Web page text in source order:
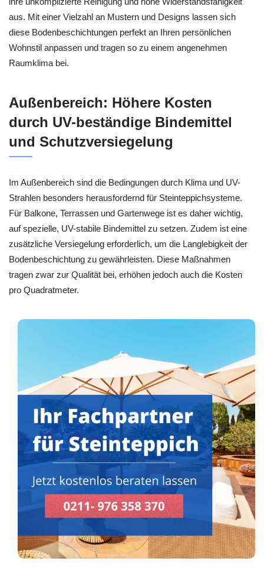
aus. Mit einer Vielzahl an Mustern und Designs lassen sich
diese Bodenbeschichtungen perfekt an Ihren persönlichen
Wohnstil anpassen und tragen so zu einem angenehmen
Raumklima bei.
Außenbereich: Höhere Kosten
durch UV-beständige Bindemittel
und Schutzversiegelung
Im Außenbereich sind die Bedingungen durch Klima und UV-
Strahlen besonders herausfordernd für Steinteppichsysteme.
Für Balkone, Terrassen und Gartenwege ist es daher wichtig,
auf spezielle, UV-stabile Bindemittel zu setzen. Zudem ist eine
zusätzliche Versiegelung erforderlich, um die Langlebigkeit der
Bodenbeschichtung zu gewährleisten. Diese Maßnahmen
tragen zwar zur Qualität bei, erhöhen jedoch auch die Kosten
pro Quadratmeter.